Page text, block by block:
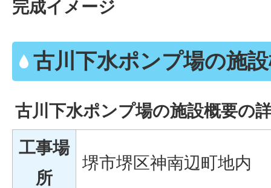
完成イメージ
古川下水ポンプ場の施
古川下水ポンプ場の施設概要の
工事場
所
堺市堺区神南辺町地内